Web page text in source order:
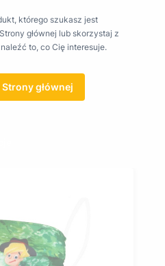
którego szukasz jest
głównej lub skorzystaj z
to, co Cię interesuje.
głównej